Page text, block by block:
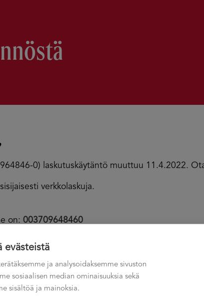
0) laskutuskäytäntö muuttuu 11.4.2022.
verkkolaskuja.
on:003709648460
verkkolaskuja, voitte lähettää laskun
evästeistä
ja analysoidaksemme sivuston
sosiaalisen median ominaisuuksia sekä
sisältöä ja mainoksia.